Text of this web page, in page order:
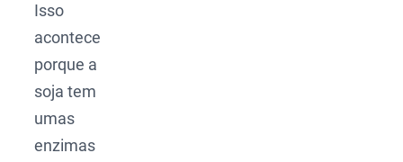
Isso
acontece
porque a
soja tem
umas
enzimas